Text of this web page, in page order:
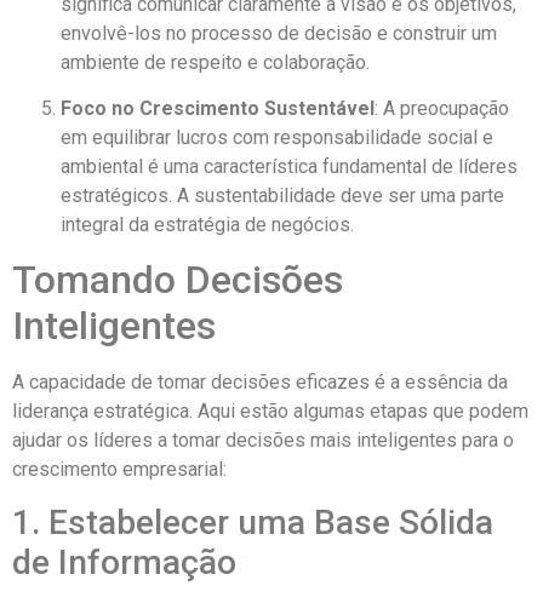
envolvê-los no processo de decisão e construir um
ambiente de respeito e colaboração.
Foco no Crescimento Sustentável: A preocupação
em equilibrar lucros com responsabilidade social e
ambiental é uma característica fundamental de líderes
estratégicos. A sustentabilidade deve ser uma parte
integral da estratégia de negócios.
Tomando Decisões
Inteligentes
A capacidade de tomar decisões eficazes é a essência da
liderança estratégica. Aqui estão algumas etapas que podem
ajudar os líderes a tomar decisões mais inteligentes para o
crescimento empresarial:
1. Estabelecer uma Base Sólida
de Informação